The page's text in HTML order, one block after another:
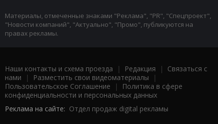
Материалы, отмеченные знаками "Реклама", "PR", "Спецпроект",
"Новости компаний", "Актуально", "Промо", публикуются на
правах рекламы.
Наши контакты и схема проезда | Редакция | Связаться с
нами | Разместить свои видеоматериалы |
Пользовательское Соглашение |
Политика в сфере
конфиденциальности и персональных данных
Реклама на сайте: Отдел продаж digital рекламы